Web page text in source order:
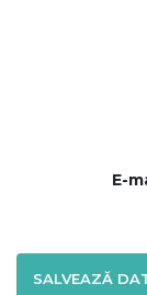
E-
SALVEAZĂ